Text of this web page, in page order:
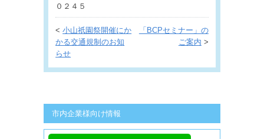
０２４５
<小山祇園祭開催にか
かる交通規制のお知
らせ
「BCPセミナー」の
ご案内 >
市内企業様向け情報